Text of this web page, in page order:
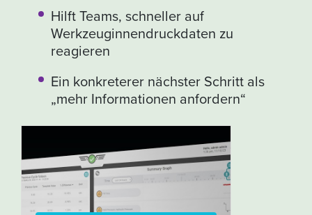
Hilft Teams, schneller auf
Werkzeuginnendruckdaten zu
reagieren
Ein konkreterer nächster Schritt als
„mehr Informationen anfordern“